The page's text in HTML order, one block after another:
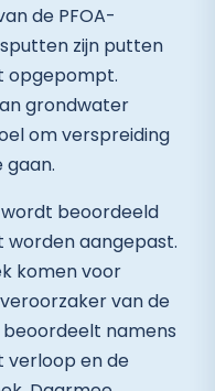
de PFOA-
zijn putten
opgepompt.
grondwater
om verspreiding
beoordeeld
worden aangepast.
komen voor
van de
beoordeelt namens
en de